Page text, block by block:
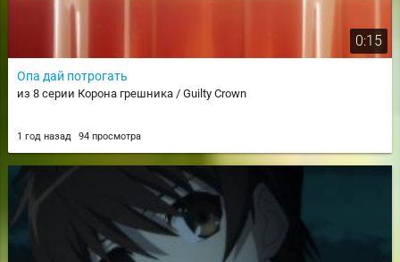
0:15
Опа дай потрогать
из 8 серии Корона грешника / Guilty Crown
1 год назад 94 просмотра